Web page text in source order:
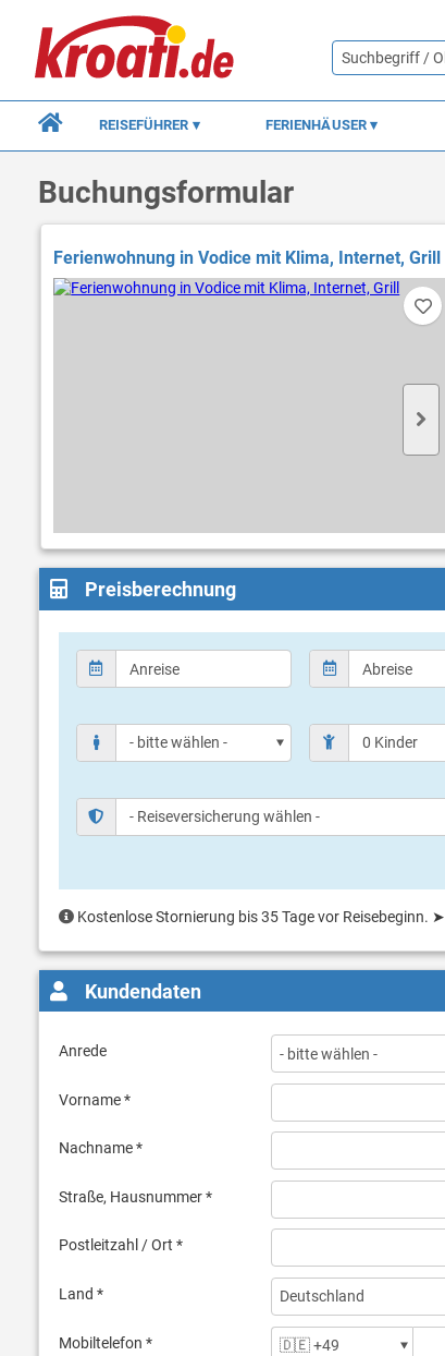
REISEFÜHRER FERIENHÄUSER
Buchungsformular
Ferienwohnung in Vodice mit Klima, Internet, Grill
Preisberechnung
Kostenlose Stornierung bis 35 Tage vor Reisebeginn. ➤
Kundendaten
Anrede
Vorname *
Nachname *
Straße, Hausnummer *
Postleitzahl / Ort *
Land *
Mobiltelefon *